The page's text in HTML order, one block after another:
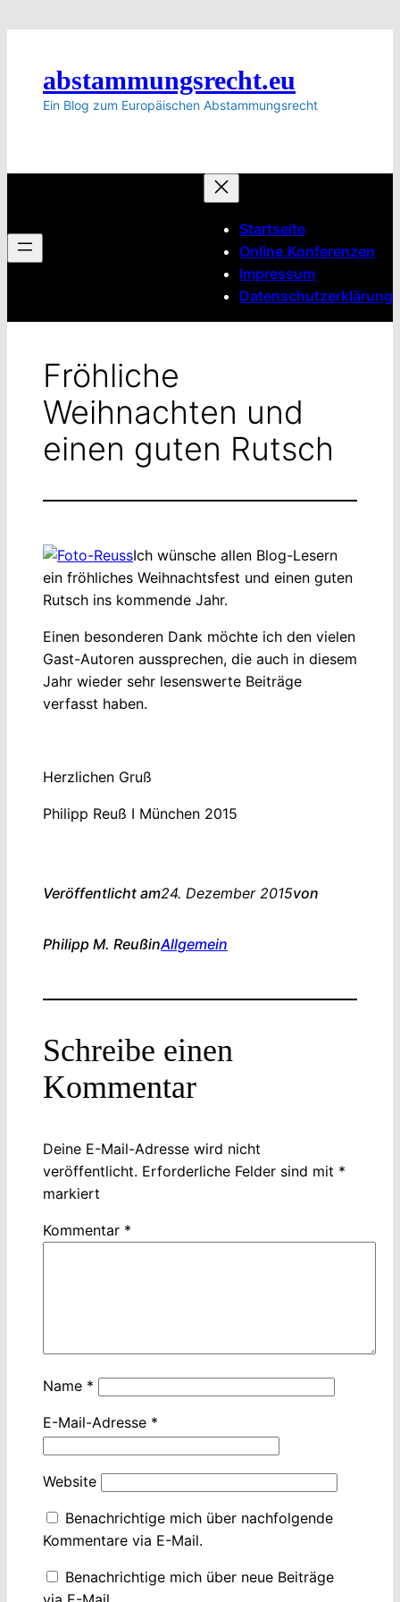
abstammungsrecht.eu
Ein Blog zum Europäischen Abstammungsrecht
Startseite
Online.Konferenzen
Impressum
Datenschutzerklärung
Fröhliche
Weihnachten und
einen guten Rutsch
Ich wünsche allen Blog-Lesern
ein fröhliches Weihnachtsfest und einen guten
Rutsch ins kommende Jahr.
Einen besonderen Dank möchte ich den vielen
Gast-Autoren aussprechen, die auch in diesem
Jahr wieder sehr lesenswerte Beiträge
verfasst haben.
Herzlichen Gruß
Philipp Reuß I München 2015
Veröffentlicht am24. Dezember 2015von
Philipp M. ReußinAllgemein
Schreibe einen
Kommentar
Deine E-Mail-Adresse wird nicht
veröffentlicht. Erforderliche Felder sind mit *
markiert
Kommentar *
Name *
E-Mail-Adresse *
Website
Benachrichtige mich über nachfolgende
Kommentare via E-Mail.
Benachrichtige mich über neue Beiträge